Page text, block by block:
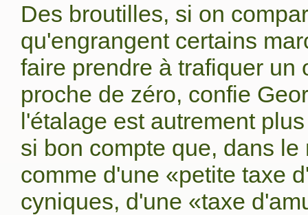
Des broutilles, si on
qu'engrangent certains
faire prendre à trafiquer un
proche de zéro, confie
l'étalage est autrement
si bon compte que, dans
comme d'une «petite taxe
cyniques, d'une «taxe